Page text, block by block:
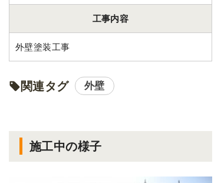
工事内容
外壁塗装工事
関連タグ 外壁
施工中の様子